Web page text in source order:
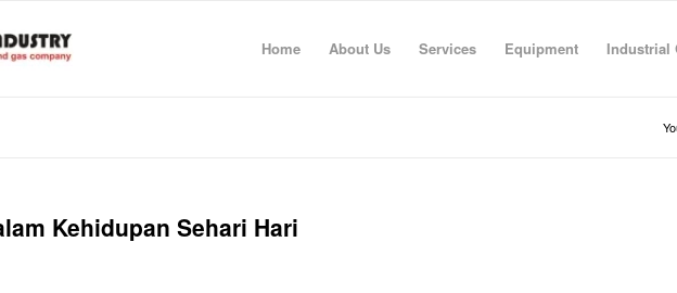
Home About Us Services Equipment Industrial
Kehidupan Sehari Hari